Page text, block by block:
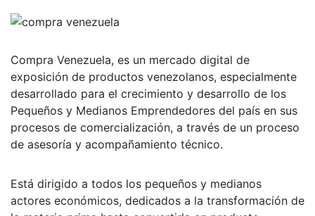
Compra Venezuela, es un mercado digital de
exposición de productos venezolanos, especialmente
desarrollado para el crecimiento y desarrollo de los
Pequeños y Medianos Emprendedores del país en sus
procesos de comercialización, a través de un proceso
de asesoría y acompañamiento técnico.
Está dirigido a todos los pequeños y medianos
actores económicos, dedicados a la transformación de